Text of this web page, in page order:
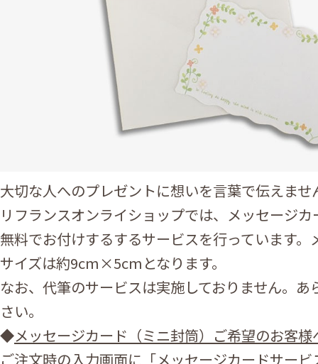
大切な人へのプレゼントに想いを言葉で伝えませ
リフランスオンライショップでは、メッセージ
無料でお付けするするサービスを行っています。
サイズは約9cm×5cmとなります。
なお、代筆のサービスは実施しておりません。あ
さい。
◆メッセージカード（ミニ封筒）ご希望のお客様
ご注文時の入力画面に「メッセージカードサー